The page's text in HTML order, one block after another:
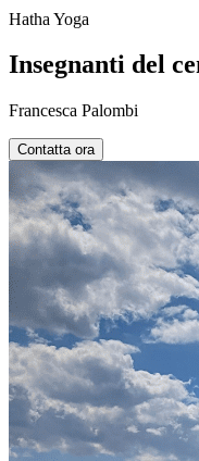
Hatha Yoga
Insegnanti del
Francesca Palombi
Contatta ora